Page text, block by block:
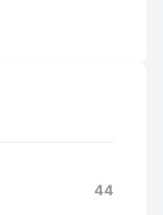
44